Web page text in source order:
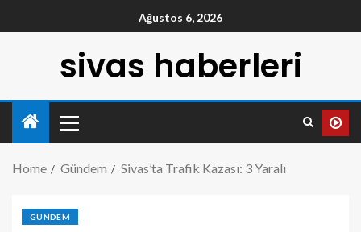
Ağustos 6, 2026
sivas haberleri
Home Gündem Sivas’ta Trafik Kazası: 3 Yaralı
GÜNDEM